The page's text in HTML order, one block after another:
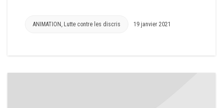
ANIMATION Lutte contre les discris 19 janvier 2021